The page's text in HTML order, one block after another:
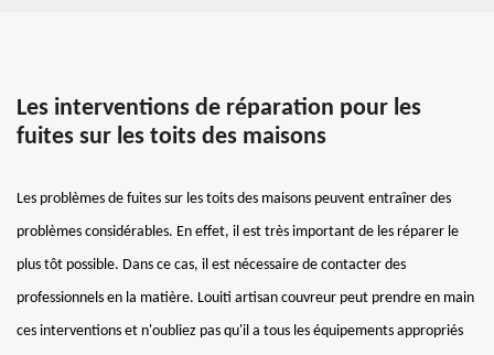
Les interventions de réparation pour les
fuites sur les toits des maisons
Les problèmes de fuites sur les toits des maisons peuvent entraîner des
problèmes considérables. En effet, il est très important de les réparer le
plus tôt possible. Dans ce cas, il est nécessaire de contacter des
professionnels en la matière. Louiti artisan couvreur peut prendre en main
ces interventions et n'oubliez pas qu'il a tous les équipements appropriés